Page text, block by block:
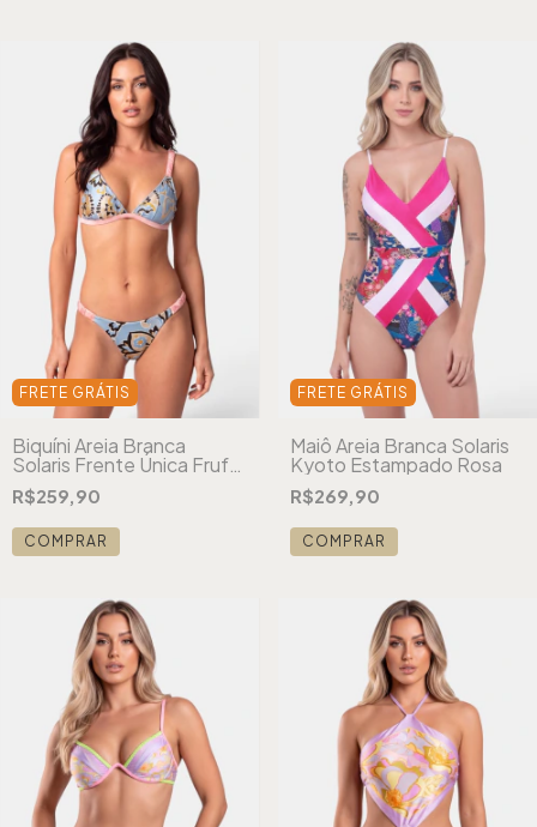
FRETE GRÁTIS
Biquíni Areia Branca
Solaris Frente Única Frufru
Azul
R$259,90
COMPRAR
FRETE GRÁTIS
Maiô Areia Branca Solaris
Kyoto Estampado Rosa
R$269,90
COMPRAR